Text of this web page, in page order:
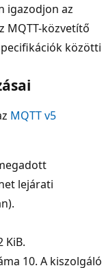
igazodjon az
MQTT-közvetítő
közötti
MQTT v5
lejárati
KiB.
10. A kiszolgáló